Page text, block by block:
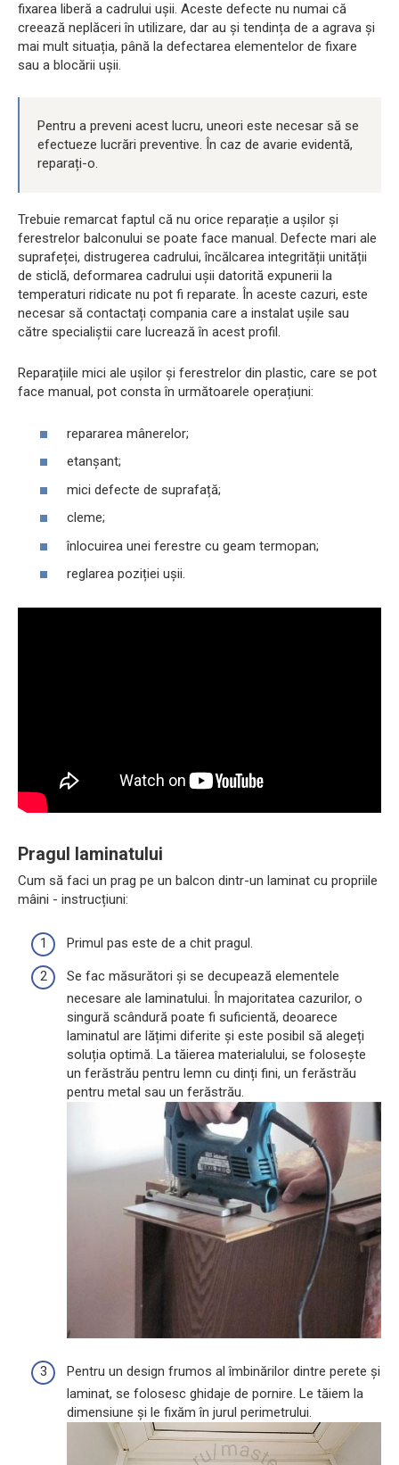
fixarea liberă a cadrului ușii. Aceste defecte nu numai că
creează neplăceri în utilizare, dar au și tendința de a agrava și
mai mult situația, până la defectarea elementelor de fixare
sau a blocării ușii.
Pentru a preveni acest lucru, uneori este necesar să se
efectueze lucrări preventive. În caz de avarie evidentă,
reparați-o.
Trebuie remarcat faptul că nu orice reparație a ușilor și
ferestrelor balconului se poate face manual. Defecte mari ale
suprafeței, distrugerea cadrului, încălcarea integrității unității
de sticlă, deformarea cadrului ușii datorită expunerii la
temperaturi ridicate nu pot fi reparate. În aceste cazuri, este
necesar să contactați compania care a instalat ușile sau
către specialiștii care lucrează în acest profil.
Reparațiile mici ale ușilor și ferestrelor din plastic, care se pot
face manual, pot consta în următoarele operațiuni:
repararea mânerelor;
etanșant;
mici defecte de suprafață;
cleme;
înlocuirea unei ferestre cu geam termopan;
reglarea poziției ușii.
Pragul laminatului
Cum să faci un prag pe un balcon dintr-un laminat cu propriile
mâini - instrucțiuni:
Primul pas este de a chit pragul.
Se fac măsurători și se decupează elementele
necesare ale laminatului. În majoritatea cazurilor, o
singură scândură poate fi suficientă, deoarece
laminatul are lățimi diferite și este posibil să alegeți
soluția optimă. La tăierea materialului, se folosește
un ferăstrău pentru lemn cu dinți fini, un ferăstrău
pentru metal sau un ferăstrău.
Pentru un design frumos al îmbinărilor dintre perete și
laminat, se folosesc ghidaje de pornire. Le tăiem la
dimensiune și le fixăm în jurul perimetrului.